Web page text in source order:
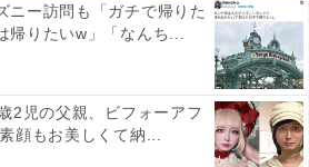
ニー訪問も「ガチで帰りた
帰りたいw」「なんち...
2児の父親、ビフォーアフ
顔もお美しくて納...